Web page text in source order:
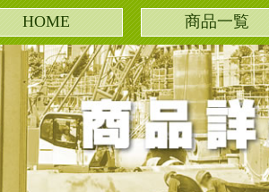
HOME
商品一覧
トイレ
仮囲い
環境整備
外部養生
ユニットハウス
イベント実例